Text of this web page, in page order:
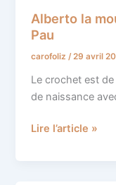
Alberto la
Pau
carofoliz /29 avril
Le crochet est
de naissance
mouette
au
crochet
de
Pica-
Lire l’article »